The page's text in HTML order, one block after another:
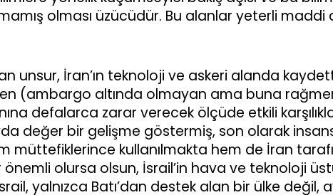
olması üzücüdür. Bu alanlar yeterli maddi
unsur, İran’ın teknoloji ve askeri alanda
(ambargo altında olmayan ama buna
defalarca zarar verecek ölçüde etkili
değer bir gelişme göstermiş, son olarak
müttefiklerince kullanılmakta hem de İran
olursa olsun, İsrail’in hava ve teknoloji
yalnızca Batı’dan destek alan bir ülke değil,